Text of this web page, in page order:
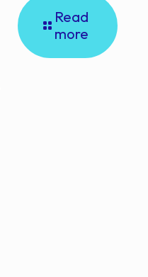
Read
more